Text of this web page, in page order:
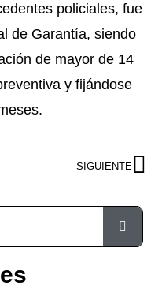
policiales, fue
de Garantía, siendo
de mayor de 14
y fijándose
SIGUIENTE